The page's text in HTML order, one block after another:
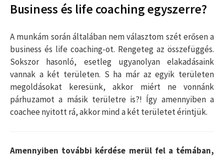
Business és life coaching egyszerre?
A munkám során általában nem választom szét erősen a
business és life coaching-ot. Rengeteg az összefüggés.
Sokszor hasonló, esetleg ugyanolyan elakadásaink
vannak a két területen. S ha már az egyik területen
megoldásokat keresünk, akkor miért ne vonnánk
párhuzamot a másik területre is?! Így amennyiben a
coachee nyitott rá, akkor mind a két területet érintjük.
Amennyiben további kérdése merül fel a témában,